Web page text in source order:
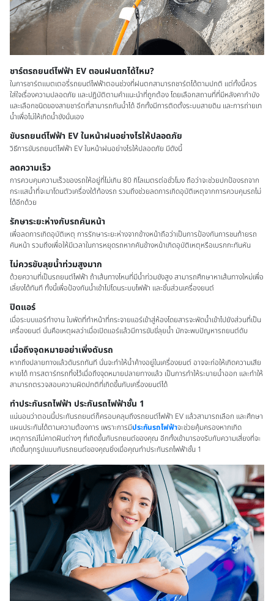
ชาร์ตรถยนต์ไฟฟ้า EV ตอนฝนตกได้ไหม?
ในการชาร์ตแบตเตอรี่รถยนต์ไฟฟ้าตอนช่วงที่ฝนตกสามารถชาร์ตได้ตามปกติ แต่ทั้งนี้ควร
ใส่ใจเรื่องความปลอดภัย และปฏิบัติตามคำแนะนำที่ถูกต้อง โดยเลือกสถานที่ที่มีหลังคากำบัง
และเลือกชนิดของสายชาร์ตที่สามารถกันน้ำได้ อีกทั้งมีการติดตั้งระบบสายดิน และการถ่ายเท
น้ำเพื่อไม่ให้เกิดน้ำขังนั่นเอง
ขับรถยนต์ไฟฟ้า EV ในหน้าฝนอย่างไรให้ปลอดภัย
วิธีการขับรถยนต์ไฟฟ้า EV ในหน้าฝนอย่างไรให้ปลอดภัย มีดังนี้
ลดความเร็ว
การควบคุมความเร็วของรถให้อยู่ที่ไม่เกิน 80 กิโลเมตรต่อชั่วโมง ถือว่าจะช่วยปกป้องรถจาก
กระแสน้ำที่จะมาโดนตัวเครื่องใต้ท้องรถ รวมถึงช่วยลดการเกิดอุบัติเหตุจากการควบคุมรถไม่
ได้อีกด้วย
รักษาระยะห่างกับรถคันหน้า
เพื่อลดการเกิดอุบัติเหตุ การรักษาระยะห่างจากข้างหน้าถือว่าเป็นการป้องกันการชนท้ายรถ
คันหน้า รวมถึงเพื่อให้มีเวลาในการหยุดรถหากคันข้างหน้าเกิดอุบัติเหตุหรือเบรกกะทันหัน
ไม่ควรขับลุยน้ำท่วมสูงมาก
ด้วยความที่เป็นรถยนต์ไฟฟ้า ถ้าเส้นทางไหนที่มีน้ำท่วมขังสูง สามารถศึกษาหาเส้นทางใหม่เพื่อ
เลี่ยงได้ทันที ทั้งนี้เพื่อป้องกันน้ำเข้าไปโดนระบบไฟฟ้า และชิ้นส่วนเครื่องยนต์
ปิดแอร์
เมื่อระบบแอร์ทำงาน ใบพัดที่ทำหน้าที่กระจายแอร์เข้าสู่ห้องโดยสารจะพัดน้ำเข้าไปยังส่วนที่เป็น
เครื่องยนต์ นั่นคือเหตุผลว่าเมื่อเปิดแอร์แล้วมีการขับขี่ลุยน้ำ มักจะพบปัญหารถยนต์ดับ
เมื่อถึงจุดหมายอย่าเพิ่งดับรถ
หากถึงปลายทางแล้วดับรถทันที นั่นจะทำให้น้ำค้างอยู่ในเครื่องยนต์ อาจจะก่อให้เกิดความเสีย
หายได้ การสตาร์ทรถทิ้งไว้เมื่อถึงจุดหมายปลายทางแล้ว เป็นการทำให้ระบายน้ำออก และทำให้
สามารถตรวจสอบความผิดปกติที่เกิดขึ้นกับเครื่องยนต์ได้
ทำประกันรถไฟฟ้า ประกันรถไฟฟ้าชั้น 1
แน่นอนว่าตอนนี้ประกันรถยนต์ก็ครอบคลุมถึงรถยนต์ไฟฟ้า EV แล้วสามารถเลือก และศึกษา
แผนประกันได้ตามความต้องการ เพราะการมีประกันรถไฟฟ้าจะช่วยคุ้มครองหากเกิด
เหตุการณ์ไม่คาดฝันต่างๆ ที่เกิดขึ้นกับรถยนต์ของคุณ อีกทั้งเข้ามารองรับกับความเสี่ยงที่จะ
เกิดขึ้นทุกรูปแบบกับรถยนต์ของคุณยิ่งเมื่อคุณทำประกันรถไฟฟ้าชั้น 1